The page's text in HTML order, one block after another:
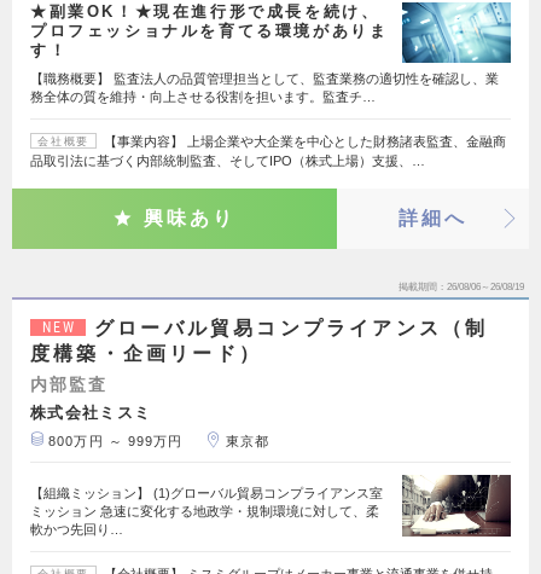
★副業OK！★現在進行形で成長を続け、
プロフェッショナルを育てる環境がありま
す！
【職務概要】 監査法人の品質管理担当として、監査業務の適切性を確認し、業
務全体の質を維持・向上させる役割を担います。監査チ…
会社概要
【事業内容】 上場企業や大企業を中心とした財務諸表監査、金融商
品取引法に基づく内部統制監査、そしてIPO（株式上場）支援、…
興味あり 詳細へ
掲載期間 26/08/06～26/08/19
NEW
グローバル貿易コンプライアンス（制
度構築・企画リード）
内部監査
株式会社ミスミ
800万円 ～ 999万円 東京都
【組織ミッション】 (1)グローバル貿易コンプライアンス室
ミッション 急速に変化する地政学・規制環境に対して、柔
軟かつ先回り…